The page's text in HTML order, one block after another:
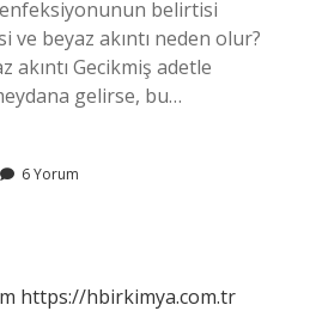
belirtisi
ve beyaz akıntı neden olur?
akıntı Gecikmiş adetle
gelirse, bu…
6 Yorum
https://hbirkimya.com.tr